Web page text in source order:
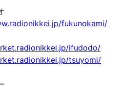
fukunokami/
ifudodo/
tsuyomi/